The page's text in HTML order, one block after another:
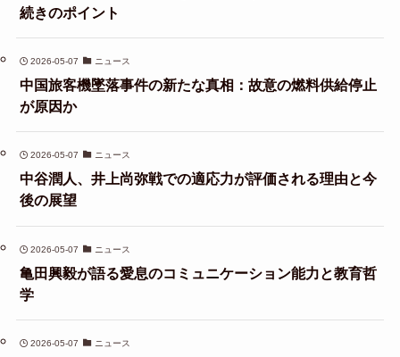
続きのポイント
2026-05-07 ニュース
中国旅客機墜落事件の新たな真相：故意の燃料供給停止
が原因か
2026-05-07 ニュース
中谷潤人、井上尚弥戦での適応力が評価される理由と今
後の展望
2026-05-07 ニュース
亀田興毅が語る愛息のコミュニケーション能力と教育哲
学
2026-05-07 ニュース